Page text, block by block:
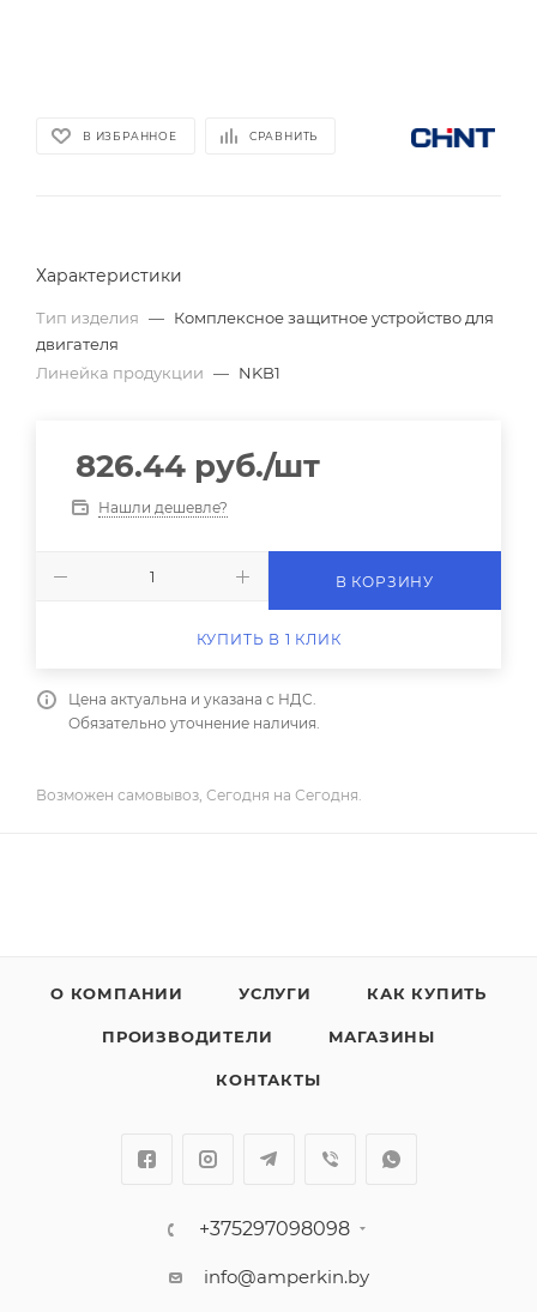
В ИЗБРАННОЕ СРАВНИТЬ
Характеристики
Тип изделия — Комплексное защитное устройство для
двигателя
Линейка продукции — NKB1
826.44 руб./шт
Нашли дешевле?
В КОРЗИНУ
КУПИТЬ В 1 КЛИК
Цена актуальна и указана с НДС.
Обязательно уточнение наличия.
Возможен самовывоз, Сегодня на Сегодня.
О КОМПАНИИ УСЛУГИ КАК КУПИТЬ
ПРОИЗВОДИТЕЛИ МАГАЗИНЫ
КОНТАКТЫ
+375297098098
info@amperkin.by